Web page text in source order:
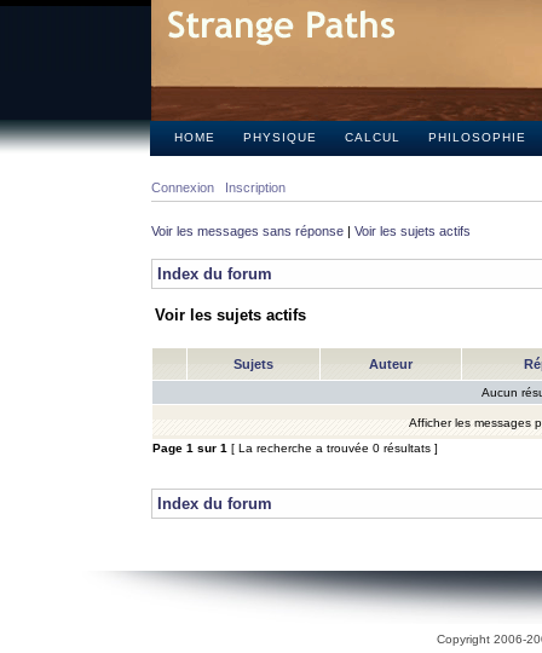
HOME PHYSIQUE CALCUL PHILOSOPHIE
Connexion Inscription
Voir les messages sans réponse | Voir les sujets actifs
Index du forum
Voir les sujets actifs
Sujets Auteur
Aucun
Afficher les messages
Page 1 sur 1 [ La recherche a trouvée 0 résultats ]
Index du forum
Copyright 2006-